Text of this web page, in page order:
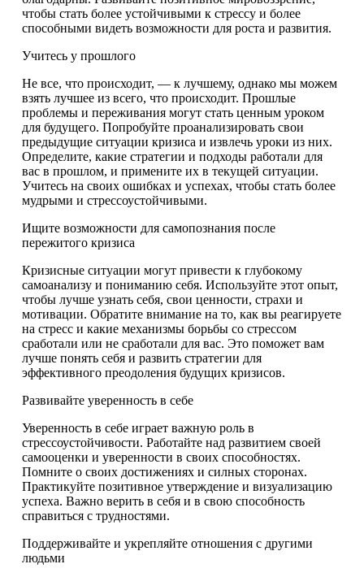
чтобы стать более устойчивыми к стрессу и более
способными видеть возможности для роста и развития.
Учитесь у прошлого
Не все, что происходит, — к лучшему, однако мы можем
взять лучшее из всего, что происходит. Прошлые
проблемы и переживания могут стать ценным уроком
для будущего. Попробуйте проанализировать свои
предыдущие ситуации кризиса и извлечь уроки из них.
Определите, какие стратегии и подходы работали для
вас в прошлом, и примените их в текущей ситуации.
Учитесь на своих ошибках и успехах, чтобы стать более
мудрыми и стрессоустойчивыми.
Ищите возможности для самопознания после
пережитого кризиса
Кризисные ситуации могут привести к глубокому
самоанализу и пониманию себя. Используйте этот опыт,
чтобы лучше узнать себя, свои ценности, страхи и
мотивации. Обратите внимание на то, как вы реагируете
на стресс и какие механизмы борьбы со стрессом
сработали или не сработали для вас. Это поможет вам
лучше понять себя и развить стратегии для
эффективного преодоления будущих кризисов.
Развивайте уверенность в себе
Уверенность в себе играет важную роль в
стрессоустойчивости. Работайте над развитием своей
самооценки и уверенности в своих способностях.
Помните о своих достижениях и силных сторонах.
Практикуйте позитивное утверждение и визуализацию
успеха. Важно верить в себя и в свою способность
справиться с трудностями.
Поддерживайте и укрепляйте отношения с другими
людьми